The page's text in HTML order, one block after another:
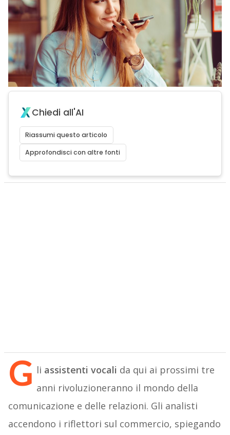
Chiedi all'AI
Riassumi questo articolo
Approfondisci con altre fonti
G li assistenti vocali da qui ai prossimi tre
anni rivoluzioneranno il mondo della
comunicazione e delle relazioni. Gli analisti
accendono i riflettori sul commercio, spiegando